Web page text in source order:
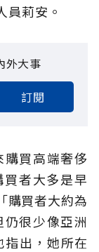
員莉安。
外大事
訂閱
買高端奢侈
者大多是早
購買者大約為
很少像亞洲
出，她所在